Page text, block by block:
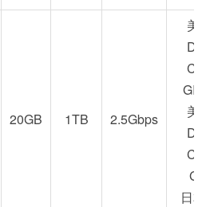
20GB 1TB 2.5Gbps
日